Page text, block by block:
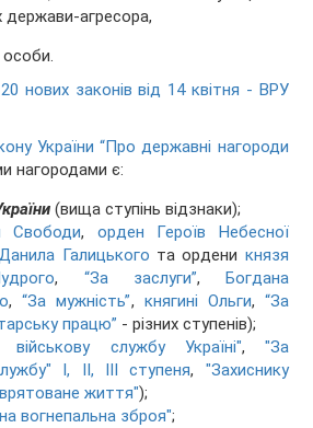
держави-агресора,
особи.
20 нових законів від 14 квітня - ВРУ
України “Про державні нагороди
нагородами є:
(вища ступінь відзнаки);
Свободи, орден Героїв Небесної
Галицького та ордени князя
, “За заслуги”, Богдана
,“За мужність”, княгині Ольги, “За
працю” - різних ступенів);
військову службу Україні", "За
I, II, III ступеня, "Захиснику
життя");
вогнепальна зброя";